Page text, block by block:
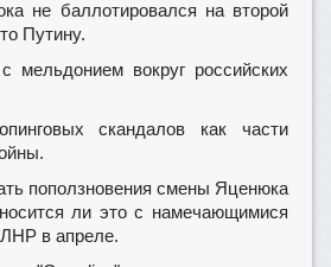
не баллотировался на второй
Путину.
мельдонием вокруг российских
скандалов как части
поползновения смены Яценюка
ли это с намечающимися
в апреле.